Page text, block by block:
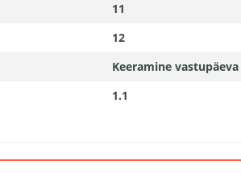
11
12
Keeramine vastupäeva
1.1